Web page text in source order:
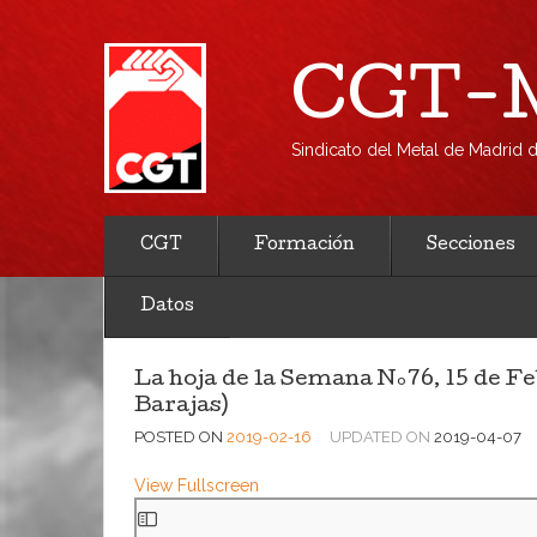
CGT-
Sindicato del Metal de Madrid
CGT Formación Secciones
Datos
La hoja de la Semana Nº76, 15 de
Barajas)
POSTED ON 2019-02-16 UPDATED ON 2019-04-07
View Fullscreen
Saltar
al